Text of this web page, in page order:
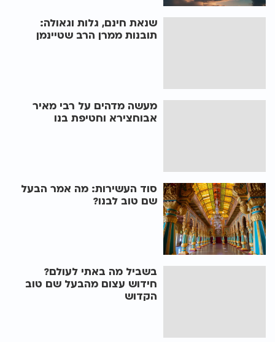
שנאת חינם, גלות וגאולה:
תובנות ממרן הרב שטיינמן
מעשה מדהים על רבי מאיר
אבוחצירא וחטיפת בנו
סוד העשירות: מה אמר הבעל
שם טוב לבנו?
בשביל מה באתי לעולם?
חידוש עצום מהבעל שם טוב
הקדוש